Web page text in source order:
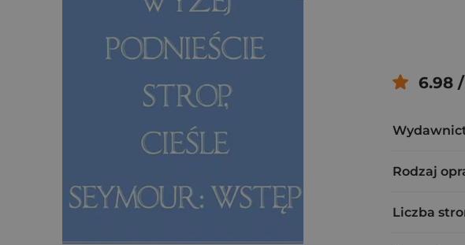
6.98
Rodzaj
Liczba